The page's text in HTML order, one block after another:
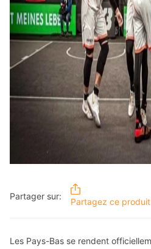
Partager sur:
Partagez ce produit
Les Pays-Bas se rendent